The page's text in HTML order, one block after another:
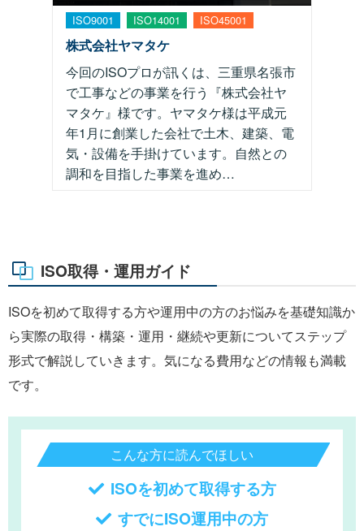
ISO9001 ISO14001 ISO45001
株式会社ヤマタケ
今回のISOプロが訊くは、三重県名張市
で工事などの事業を行う『株式会社ヤ
マタケ』様です。ヤマタケ様は平成元
年1月に創業した会社で土木、建築、電
気・設備を手掛けています。自然との
調和を目指した事業を進め…
ISO取得・運用ガイド
ISOを初めて取得する方や運用中の方のお悩みを基礎知識か
ら実際の取得・構築・運用・継続や更新についてステップ
形式で解説していきます。気になる費用などの情報も満載
です。
こんな方に読んでほしい
ISOを初めて取得する方
すでにISO運用中の方